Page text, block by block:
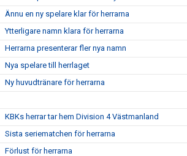
Ännu en ny spelare klar för herrarna
Ytterligare namn klara för herrarna
Herrarna presenterar fler nya namn
Nya spelare till herrlaget
Ny huvudtränare för herrarna
KBKs herrar tar hem Division 4 Västmanland
Sista seriematchen för herrarna
Förlust för herrarna